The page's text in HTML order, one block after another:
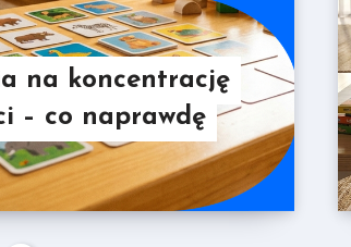
na koncentrację
– co naprawdę